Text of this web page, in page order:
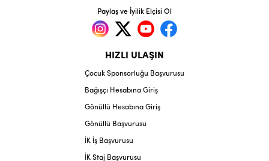
Paylaş ve İyilik Elçisi Ol
HIZLI ULAŞIN
Çocuk Sponsorluğu Başvurusu
Bağışçı Hesabına Giriş
Gönüllü Hesabına Giriş
Gönüllü Başvurusu
İK İş Başvurusu
İK Staj Başvurusu